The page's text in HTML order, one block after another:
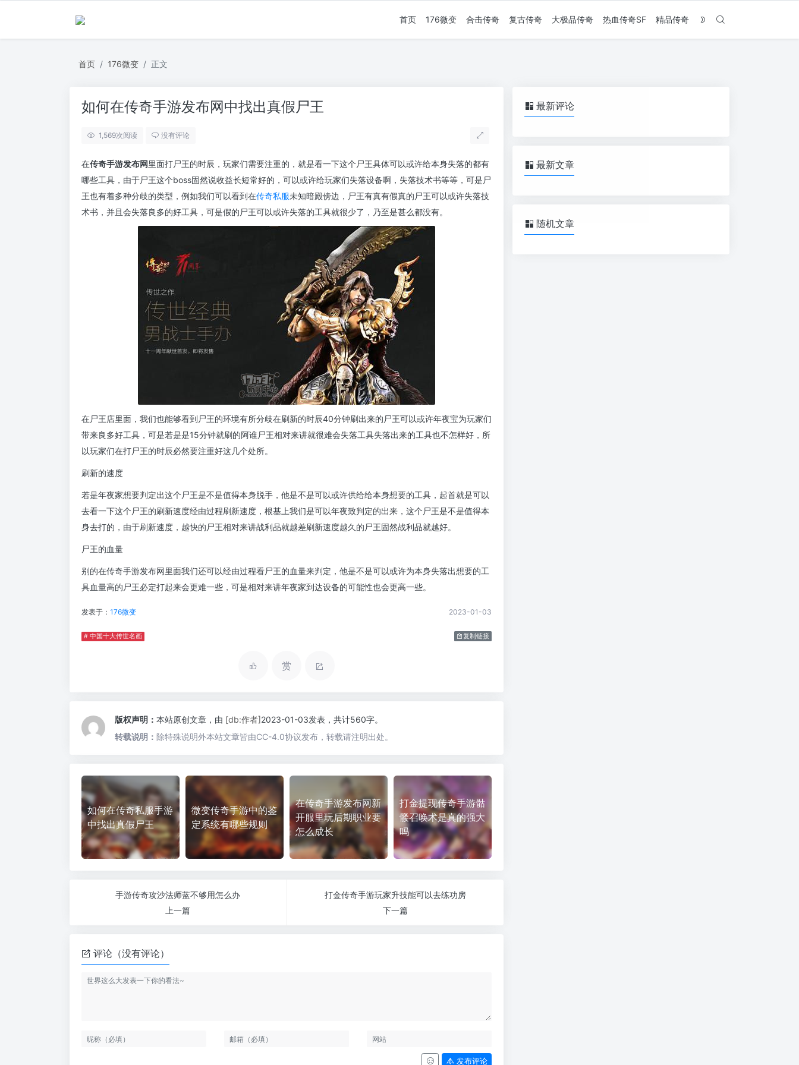
首页 176微变 合击传奇 复古传奇 大极品传奇 热血传奇SF 精品传奇
首页 176微变 正文
如何在传奇手游发布网中找出真假尸王
1,569次阅读 没有评论
在传奇手游发布网里面打尸王的时辰，玩家们需要注重的，就是看一下这个尸王具体可以或许给本身失落的都有
哪些工具，由于尸王这个boss固然说收益长短常好的，可以或许给玩家们失落设备啊，失落技术书等等，可是尸
王也有着多种分歧的类型，例如我们可以看到在传奇私服未知暗殿傍边，尸王有真有假真的尸王可以或许失落技
术书，并且会失落良多的好工具，可是假的尸王可以或许失落的工具就很少了，乃至是甚么都没有。
在尸王店里面，我们也能够看到尸王的环境有所分歧在刷新的时辰40分钟刷出来的尸王可以或许年夜宝为玩家们
带来良多好工具，可是若是是15分钟就刷的阿谁尸王相对来讲就很难会失落工具失落出来的工具也不怎样好，所
以玩家们在打尸王的时辰必然要注重好这几个处所。
刷新的速度
若是年夜家想要判定出这个尸王是不是值得本身脱手，他是不是可以或许供给给本身想要的工具，起首就是可以
去看一下这个尸王的刷新速度经由过程刷新速度，根基上我们是可以年夜致判定的出来，这个尸王是不是值得本
身去打的，由于刷新速度，越快的尸王相对来讲战利品就越差刷新速度越久的尸王固然战利品就越好。
尸王的血量
别的在传奇手游发布网里面我们还可以经由过程看尸王的血量来判定，他是不是可以或许为本身失落出想要的工
具血量高的尸王必定打起来会更难一些，可是相对来讲年夜家到达设备的可能性也会更高一些。
发表于： 176微变 2023-01-03
# 中国十大传世名画 复制链接
赏
版权声明： 本站原创文章，由 [db:作者]2023-01-03发表，共计560字。
转载说明： 除特殊说明外本站文章皆由CC-4.0协议发布，转载请注明出处。
如何在传奇私服手游
中找出真假尸王
微变传奇手游中的鉴
定系统有哪些规则
在传奇手游发布网新
开服里玩后期职业要
怎么成长
打金提现传奇手游骷
髅召唤术是真的强大
吗
手游传奇攻沙法师蓝不够用怎么办
上一篇
打金传奇手游玩家升技能可以去练功房
下一篇
评论（没有评论）
发布评论
最新评论
最新文章
随机文章